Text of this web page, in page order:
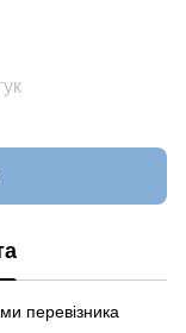
перевізника